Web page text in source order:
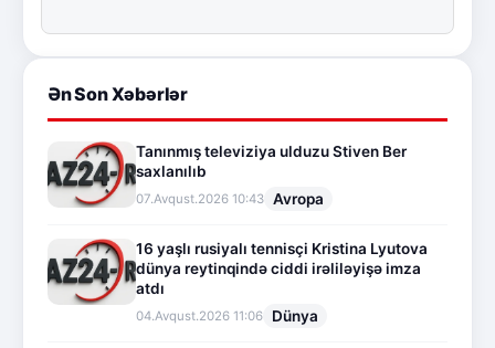
Ən Son Xəbərlər
Tanınmış televiziya ulduzu Stiven Ber
saxlanılıb
07.Avqust.2026 10:43 Avropa
16 yaşlı rusiyalı tennisçi Kristina Lyutova
dünya reytinqində ciddi irəliləyişə imza
atdı
04.Avqust.2026 11:06 Dünya